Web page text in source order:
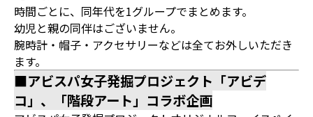
時間ごとに、同年代を1グループでまとめます。
幼児と親の同伴はございません。
腕時計・帽子・アクセサリーなどは全てお外しいただき
ます。
■アビスパ女子発掘プロジェクト「アビデ
コ」、「階段アート」コラボ企画